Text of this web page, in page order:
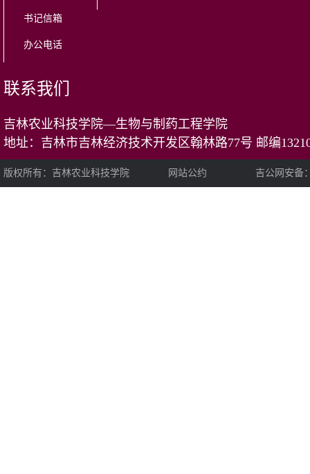
书记信箱
办公电话
联系我们
吉林农业科技学院—生物与制药工程学院
地址：吉林市吉林经济技术开发区翰林路77号 邮编
版权所有：吉林农业科技学院 网站公约 吉公网安备：